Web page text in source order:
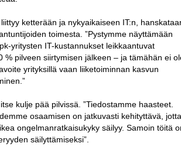
ketterään ja nykyaikaiseen IT:n,
toimesta. ”Pystymme näyttämään
yritysten IT-kustannukset leikkaantuvat
% pilveen siirtymisen jälkeen – ja tämähän ei
yrityksillä vaan liiketoiminnan kasvun
kulje pää pilvissä. ”Tiedostamme haasteet.
osaamisen on jatkuvasti kehityttävä, jotta
ongelmanratkaisukyky säilyy. Samoin töitä
säilyttämiseksi”.